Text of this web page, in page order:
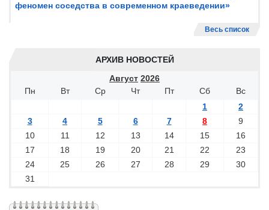
феномен соседства в современном краеведении»
Весь список
АРХИВ НОВОСТЕЙ
Август 2026
Пн
Вт Ср Чт Пт Сб
Вс
1
2
3
4 5 6 7 8
9
10
11 12 13 14 15
16
17
18 19 20 21 22
23
24
25 26 27 28 29
30
31